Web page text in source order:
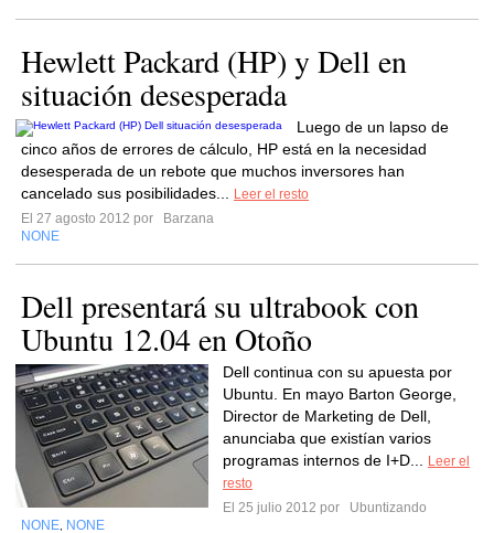
Hewlett Packard (HP) y Dell en
situación desesperada
Luego de un lapso de
cinco años de errores de cálculo, HP está en la necesidad
desesperada de un rebote que muchos inversores han
cancelado sus posibilidades...
Leer el resto
El 27 agosto 2012 por
Barzana
NONE
Dell presentará su ultrabook con
Ubuntu 12.04 en Otoño
Dell continua con su apuesta por
Ubuntu. En mayo Barton George,
Director de Marketing de Dell,
anunciaba que existían varios
programas internos de I+D...
Leer el
resto
El 25 julio 2012 por
Ubuntizando
NONE NONE